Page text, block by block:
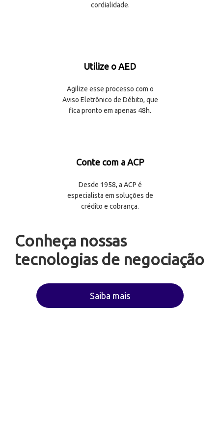
cordialidade.
Utilize o AED
Agilize esse processo com o
Aviso Eletrônico de Débito, que
fica pronto em apenas 48h.
Conte com a ACP
Desde 1958, a ACP é
especialista em soluções de
crédito e cobrança.
Conheça nossas
tecnologias de negociação
Saiba mais